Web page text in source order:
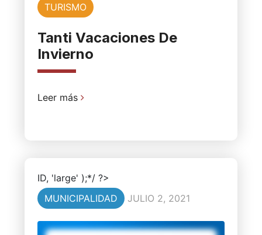
TURISMO
Tanti Vacaciones De
Invierno
Leer más
ID, 'large' );*/ ?>
MUNICIPALIDAD
JULIO 2, 2021